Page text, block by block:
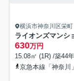
横浜市神奈川区栄町
ライオンズマンシ
630万円
15.08㎡ (1R) /築44
京急本線「神奈川